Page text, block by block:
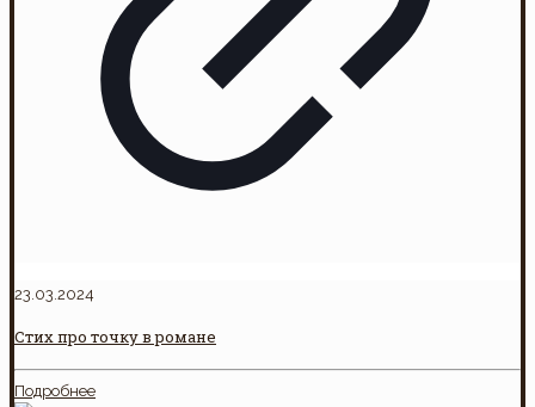
23.03.2024
Стих про точку в романе
Подробнее